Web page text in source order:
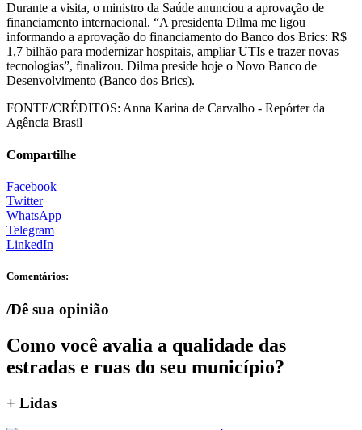
Durante a visita, o ministro da Saúde anunciou a aprovação de
financiamento internacional. “A presidenta Dilma me ligou
informando a aprovação do financiamento do Banco dos Brics: R$
1,7 bilhão para modernizar hospitais, ampliar UTIs e trazer novas
tecnologias”, finalizou. Dilma preside hoje o Novo Banco de
Desenvolvimento (Banco dos Brics).
FONTE/CRÉDITOS: Anna Karina de Carvalho - Repórter da
Agência Brasil
Compartilhe
Facebook
Twitter
WhatsApp
Telegram
LinkedIn
Comentários:
/Dê sua opinião
Como você avalia a qualidade das
estradas e ruas do seu município?
+ Lidas